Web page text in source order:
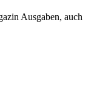
Ausgaben, auch